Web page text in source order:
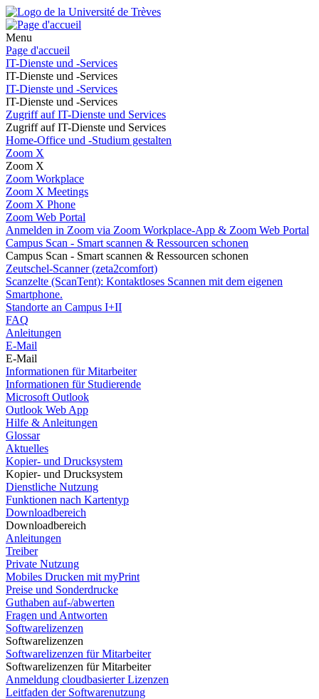
Menu
Page d'accueil
IT-Dienste und -Services
IT-Dienste und -Services
IT-Dienste und -Services
IT-Dienste und -Services
Zugriff auf IT-Dienste und Services
Zugriff auf IT-Dienste und Services
Home-Office und -Studium gestalten
Zoom X
Zoom X
Zoom Workplace
Zoom X Meetings
Zoom X Phone
Zoom Web Portal
Anmelden in Zoom via Zoom Workplace-App & Zoom Web Portal
Campus Scan - Smart scannen & Ressourcen schonen
Campus Scan - Smart scannen & Ressourcen schonen
Zeutschel-Scanner (zeta2comfort)
Scanzelte (ScanTent): Kontaktloses Scannen mit dem eigenen
Smartphone.
Standorte an Campus I+II
FAQ
Anleitungen
E-Mail
E-Mail
Informationen für Mitarbeiter
Informationen für Studierende
Microsoft Outlook
Outlook Web App
Hilfe & Anleitungen
Glossar
Aktuelles
Kopier- und Drucksystem
Kopier- und Drucksystem
Dienstliche Nutzung
Funktionen nach Kartentyp
Downloadbereich
Downloadbereich
Anleitungen
Treiber
Private Nutzung
Mobiles Drucken mit myPrint
Preise und Sonderdrucke
Guthaben auf-/abwerten
Fragen und Antworten
Softwarelizenzen
Softwarelizenzen
Softwarelizenzen für Mitarbeiter
Softwarelizenzen für Mitarbeiter
Anmeldung cloudbasierter Lizenzen
Leitfaden der Softwarenutzung